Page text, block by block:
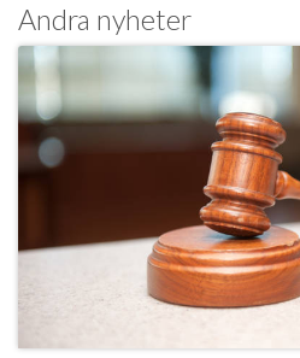
Andra nyheter